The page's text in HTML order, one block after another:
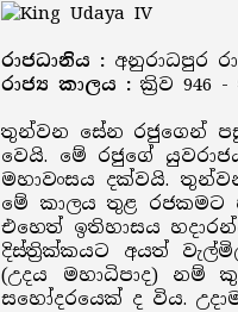
රාජධානිය : අනුරාධපුර
රාජ්‍ය කාලය :ක්‍රිව 946 -
තුන්වන සේන රජුගෙන්
වෙයි. මේ රජුගේ
මහාවංසය දක්වයි.
මේ කාලය තුළ රජකමට
එහෙත් ඉතිහාසය
දිස්ත්‍රික්කයට අයත්
(උදය මහාධිපාද)
සහෝදරයෙක් ද විය.